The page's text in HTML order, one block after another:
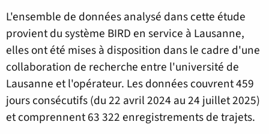
L'ensemble de données analysé dans cette étude
provient du système BIRD en service à Lausanne,
elles ont été mises à disposition dans le cadre d'une
collaboration de recherche entre l'université de
Lausanne et l'opérateur. Les données couvrent 459
jours consécutifs (du 22 avril 2024 au 24 juillet 2025)
et comprennent 63 322 enregistrements de trajets.